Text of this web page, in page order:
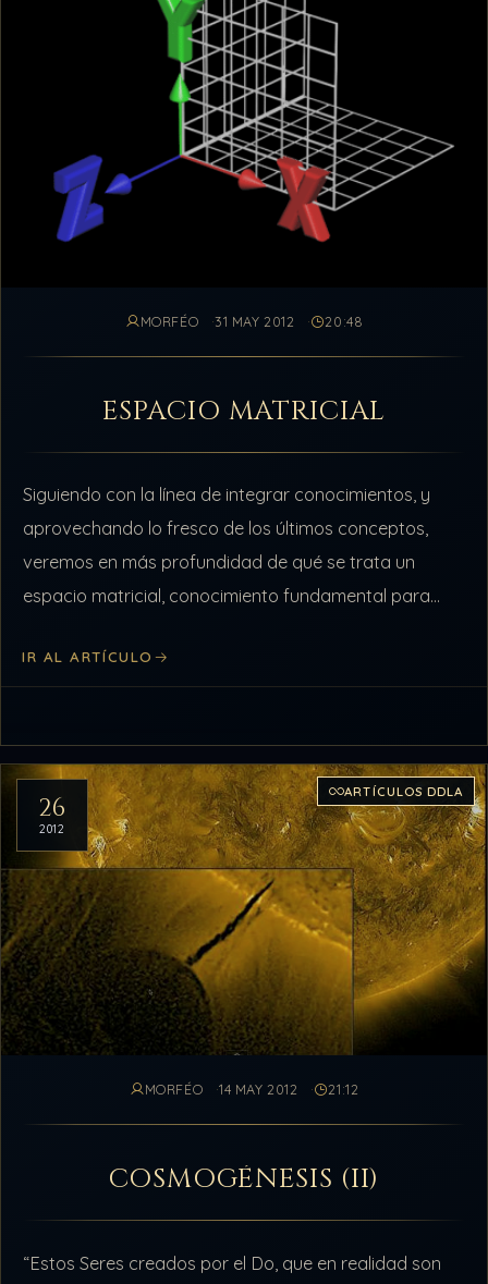
MORFÉO 31 MAY 2012 20:48
ESPACIO MATRICIAL
Siguiendo con la línea de integrar conocimientos, y
aprovechando lo fresco de los últimos conceptos,
veremos en más profundidad de qué se trata un
espacio matricial, conocimiento fundamental para
por…
IR AL ARTÍCULO
26
2012
ARTÍCULOS DDLA
MORFÉO 14 MAY 2012 21:12
COSMOGÉNESIS (II)
“Estos Seres creados por el Do, que en realidad son